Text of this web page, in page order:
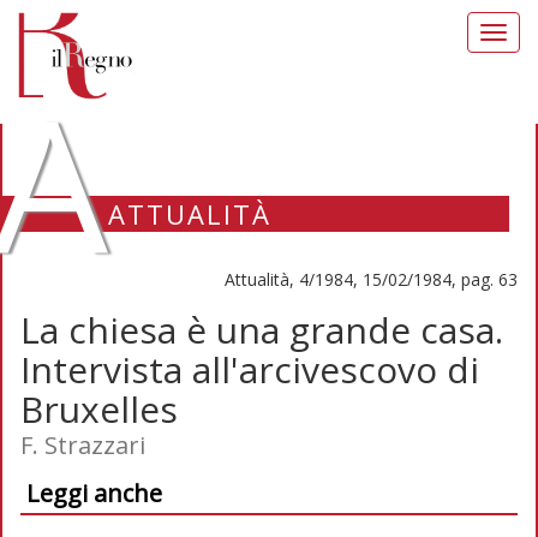
ATTUALITÀ
Attualità, 4/1984, 15/02/1984, pag. 63
La chiesa è una grande casa.
Intervista all'arcivescovo di
Bruxelles
F. Strazzari
Leggi anche